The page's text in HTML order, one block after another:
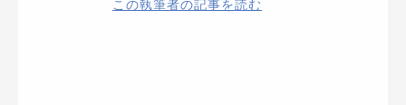
この執筆者の記事を読む